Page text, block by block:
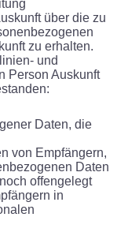
über die zu
zu erhalten.
und
Person Auskunft
Daten, die
von Empfängern,
Daten
offengelegt
in